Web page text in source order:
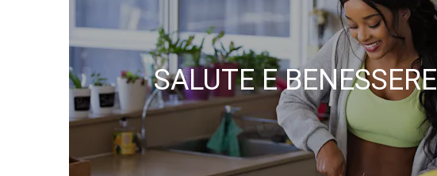
SALUTE E BENESSERE